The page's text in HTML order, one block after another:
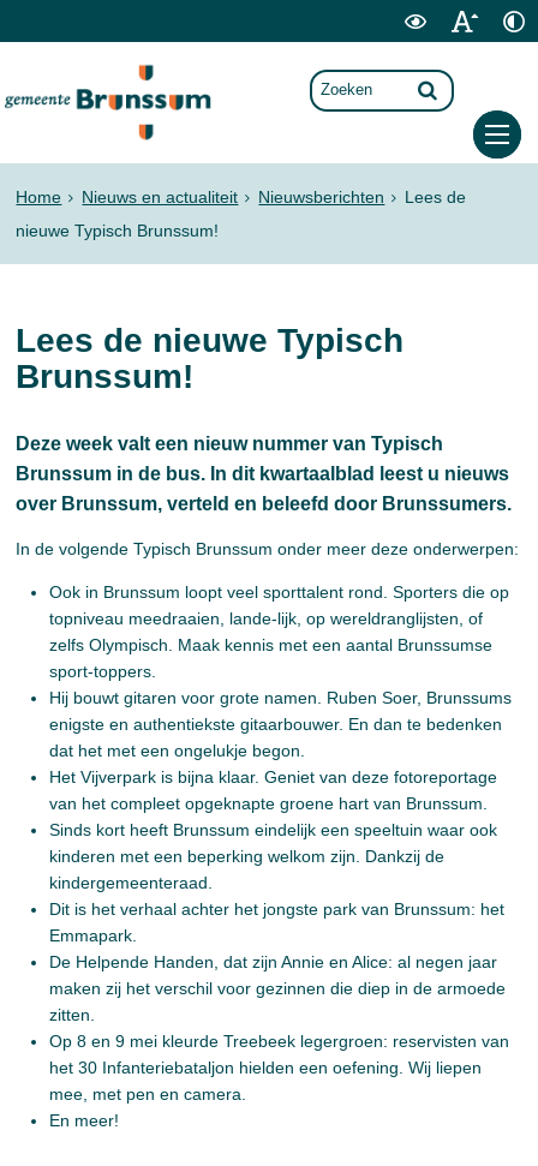
Home Nieuws en actualiteit Nieuwsberichten
Lees de
nieuwe Typisch Brunssum!
Lees de nieuwe Typisch
Brunssum!
Deze week valt een nieuw nummer van Typisch
Brunssum in de bus. In dit kwartaalblad leest u nieuws
over Brunssum, verteld en beleefd door Brunssumers.
In de volgende Typisch Brunssum onder meer deze onderwerpen:
Ook in Brunssum loopt veel sporttalent rond. Sporters die op
topniveau meedraaien, lande-lijk, op wereldranglijsten, of
zelfs Olympisch. Maak kennis met een aantal Brunssumse
sport-toppers.
Hij bouwt gitaren voor grote namen. Ruben Soer, Brunssums
enigste en authentiekste gitaarbouwer. En dan te bedenken
dat het met een ongelukje begon.
Het Vijverpark is bijna klaar. Geniet van deze fotoreportage
van het compleet opgeknapte groene hart van Brunssum.
Sinds kort heeft Brunssum eindelijk een speeltuin waar ook
kinderen met een beperking welkom zijn. Dankzij de
kindergemeenteraad.
Dit is het verhaal achter het jongste park van Brunssum: het
Emmapark.
De Helpende Handen, dat zijn Annie en Alice: al negen jaar
maken zij het verschil voor gezinnen die diep in de armoede
zitten.
Op 8 en 9 mei kleurde Treebeek legergroen: reservisten van
het 30 Infanteriebataljon hielden een oefening. Wij liepen
mee, met pen en camera.
En meer!